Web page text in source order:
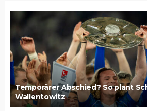
Temporärer Abschied? So plant
Wallentowitz